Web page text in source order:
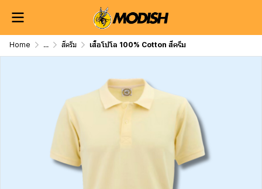
Home ... สีครีม เสื้อโปโล 100% Cotton สีครีม